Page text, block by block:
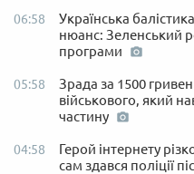
06:58
Українська
нюанс: Зеленський
програми
05:58
Зрада за 1500
військового, який
частину
04:58
Герой інтернету
сам здався поліції